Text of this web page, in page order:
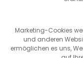
Marketing-Cookies
und anderen
ermöglichen es uns,